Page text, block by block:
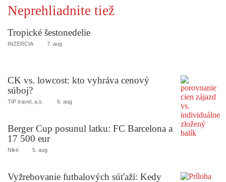
Neprehliadnite tiež
Tropické šestonedelie
INZERCIA 7. aug
CK vs. lowcost: kto vyhráva cenový
súboj?
TIP travel, a.s. 6. aug
Berger Cup posunul latku: FC Barcelona a
17 500 eur
Niké 5. aug
Vyžrebovanie futbalových súťaží: Kedy